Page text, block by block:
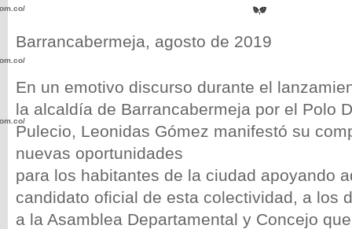
Barrancabermeja, agosto de 2019
En un emotivo discurso durante el
la alcaldía de Barrancabermeja por el Polo
Pulecio, Leonidas Gómez manifestó su
nuevas oportunidades
para los habitantes de la ciudad apoyando
candidato oficial de esta colectividad, a los
a la Asamblea Departamental y Concejo
wp-
wp-
wp-
wp-